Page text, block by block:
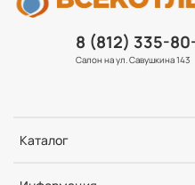
Каталог
8 (812) 335-
Салон на ул. Савушкина 143